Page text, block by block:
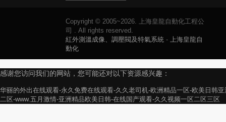
Copyright © 2005~2026. 上海皇龍自動化工程公
司 . All rights reserved.
紅外測溫成像、調壓閥及特氣系統 -
上海皇龍自
動化
感谢您访问我们的网站，您可能还对以下资源感兴趣：
华丽的外出在线观看-永久免费在线观看-久久老司机-欧洲精品一区-欧美日韩
二区-www.五月激情-亚洲精品欧美日韩-在线国产观看-久久视频一区二区三区